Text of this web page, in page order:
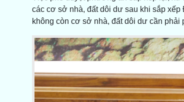
các cơ sở nhà, đất dôi dư sau khi sắp
không còn cơ sở nhà, đất dôi dư cần phải